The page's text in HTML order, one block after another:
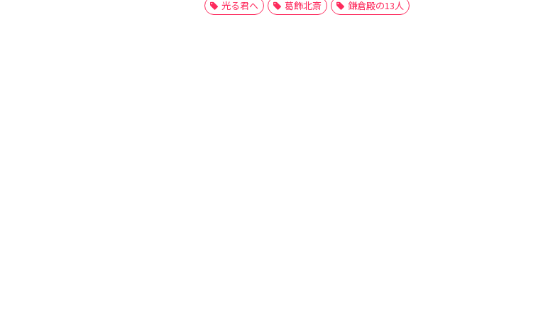
光る君へ 葛飾北斎 鎌倉殿の13人